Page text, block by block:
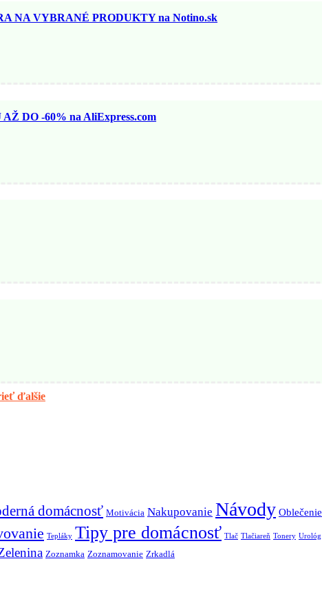
NA VYBRANÉ PRODUKTY na Notino.sk
DO -60% na AliExpress.com
ďalšie
domácnosť Motivácia Nakupovanie Návody Oblečenie
Tepláky Tipy pre domácnosť Tlač Tlačiareň Tonery Urológ
Zoznamka Zoznamovanie Zrkadlá